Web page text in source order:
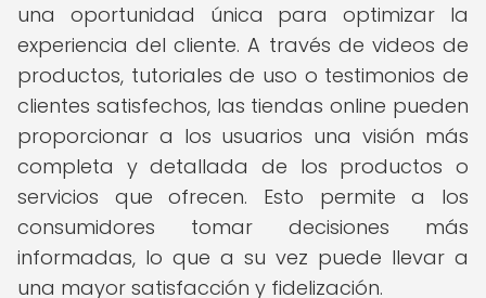
una oportunidad única para optimizar la
experiencia del cliente. A través de videos de
productos, tutoriales de uso o testimonios de
clientes satisfechos, las tiendas online pueden
proporcionar a los usuarios una visión más
completa y detallada de los productos o
servicios que ofrecen. Esto permite a los
consumidores tomar decisiones más
informadas, lo que a su vez puede llevar a
una mayor satisfacción y fidelización.